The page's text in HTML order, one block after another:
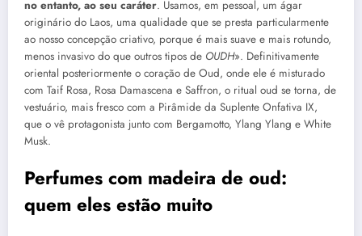
no entanto, ao seu caráter. Usamos, em pessoal, um ágar
originário do Laos, uma qualidade que se presta particularmente
ao nosso concepção criativo, porque é mais suave e mais rotundo,
menos invasivo do que outros tipos de OUDH». Definitivamente
oriental posteriormente o coração de Oud, onde ele é misturado
com Taif Rosa, Rosa Damascena e Saffron, o ritual oud se torna, de
vestuário, mais fresco com a Pirâmide da Suplente Onfativa IX,
que o vê protagonista junto com Bergamotto, Ylang Ylang e White
Musk.
Perfumes com madeira de oud:
quem eles estão muito